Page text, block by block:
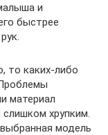
и
быстрее
то каких-либо
материал
хрупким.
модель